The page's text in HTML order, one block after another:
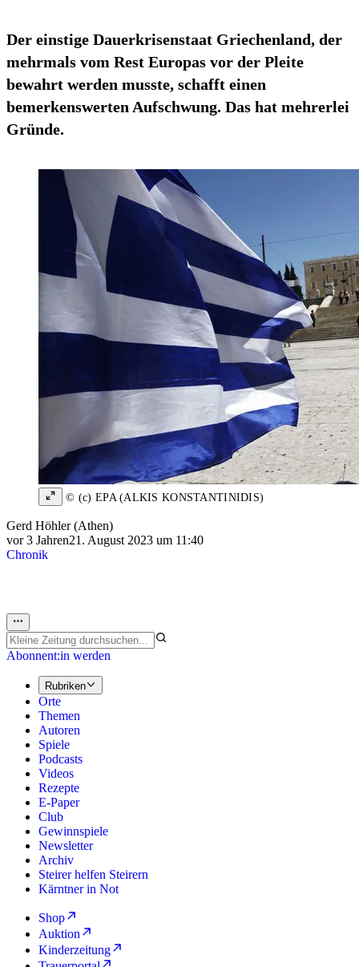
Der einstige Dauerkrisenstaat Griechenland, der
mehrmals vom Rest Europas vor der Pleite
bewahrt werden musste, schafft einen
bemerkenswerten Aufschwung. Das hat mehrerlei
Gründe.
© (c) EPA (ALKIS KONSTANTINIDIS)
Gerd Höhler (Athen)
vor 3 Jahren21. August 2023 um 11:40
Chronik
Abonnent:in werden
Rubriken
Orte
Themen
Autoren
Spiele
Podcasts
Videos
Rezepte
E-Paper
Club
Gewinnspiele
Newsletter
Archiv
Steirer helfen Steirern
Kärntner in Not
Shop
Auktion
Kinderzeitung